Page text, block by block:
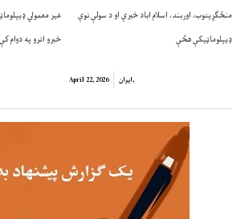
غیر معمولي
خبرو اترو په دوام
منځګړيتوب، اوربند، اسلام اباد خبرې او د سولې نوې
ډيپلوماټيکې هڅې
April 22, 2026 ایران,